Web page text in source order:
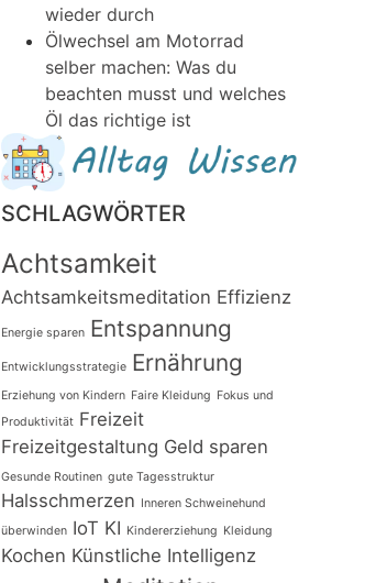
wieder durch
Ölwechsel am Motorrad
selber machen: Was du
beachten musst und welches
Öl das richtige ist
SCHLAGWÖRTER
Achtsamkeit
Achtsamkeitsmeditation Effizienz
Energie sparen Entspannung
Entwicklungsstrategie Ernährung
Erziehung von Kindern Faire Kleidung Fokus und
Produktivität Freizeit
Freizeitgestaltung Geld sparen
Gesunde Routinen gute Tagesstruktur
Halsschmerzen Inneren Schweinehund
überwinden IoT KI Kindererziehung Kleidung
Kochen Künstliche Intelligenz